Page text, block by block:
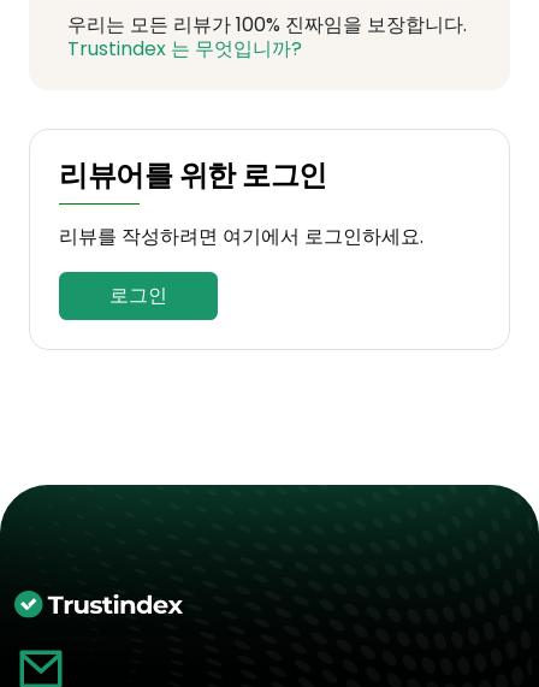
우리는 모든 리뷰가 100% 진짜임을 보장합니다.
Trustindex 는 무엇입니까?
리뷰어를 위한 로그인
리뷰를 작성하려면 여기에서 로그인하세요.
로그인